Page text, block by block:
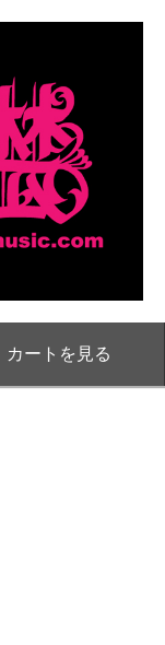
カートを見る